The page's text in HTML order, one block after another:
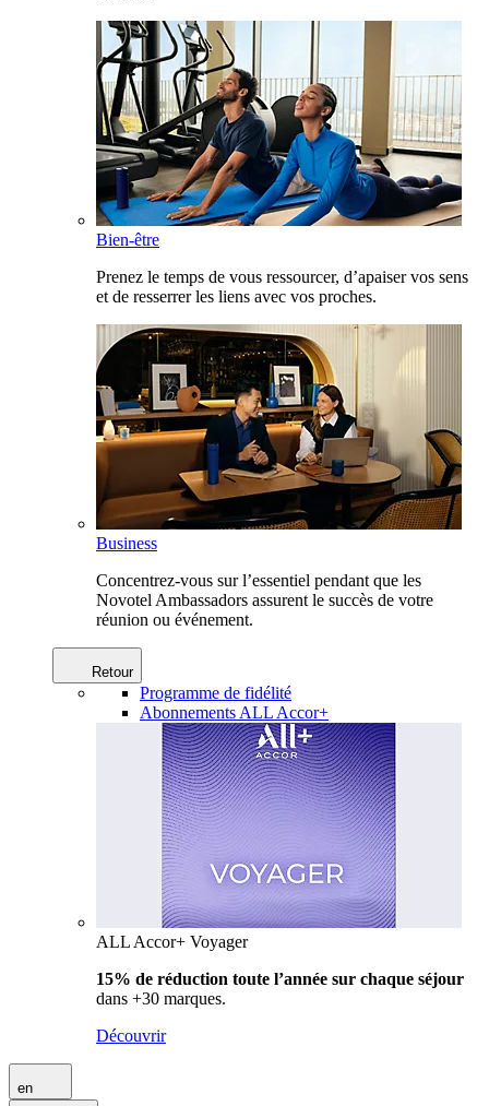
Bien-être
Prenez le temps de vous ressourcer, d’apaiser vos sens
et de resserrer les liens avec vos proches.
Business
Concentrez-vous sur l’essentiel pendant que les
Novotel Ambassadors assurent le succès de votre
réunion ou événement.
Retour
Programme de fidélité
Abonnements ALL Accor+
ALL Accor+ Voyager
15% de réduction toute l’année sur chaque séjour
dans +30 marques.
Découvrir
en